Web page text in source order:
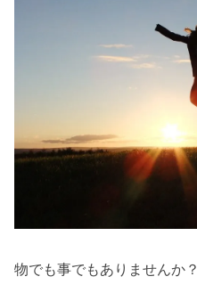
物でも事でもありませんか？